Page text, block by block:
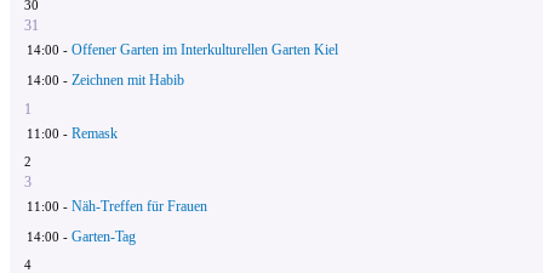
30
31
14:00 - Offener Garten im Interkulturellen Garten Kiel
14:00 - Zeichnen mit Habib
1
11:00 - Remask
2
3
11:00 - Näh-Treffen für Frauen
14:00 - Garten-Tag
4